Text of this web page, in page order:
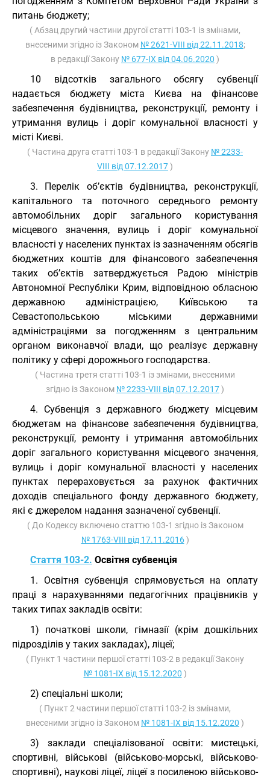
питань бюджету;
( Абзац другий частини другої статті 103-1 із змінами,
внесеними згідно із Законом № 2621-VIII від 22.11.2018;
в редакції Закону № 677-IX від 04.06.2020 )
10 відсотків загального обсягу субвенції
надається бюджету міста Києва на фінансове
забезпечення будівництва, реконструкції, ремонту і
утримання вулиць і доріг комунальної власності у
місті Києві.
( Частина друга статті 103-1 в редакції Закону № 2233-
VIII від 07.12.2017)
3. Перелік об’єктів будівництва, реконструкції,
капітального та поточного середнього ремонту
автомобільних доріг загального користування
місцевого значення, вулиць і доріг комунальної
власності у населених пунктах із зазначенням обсягів
бюджетних коштів для фінансового забезпечення
таких об’єктів затверджується Радою міністрів
Автономної Республіки Крим, відповідною обласною
державною адміністрацією, Київською та
Севастопольською міськими державними
адміністраціями за погодженням з центральним
органом виконавчої влади, що реалізує державну
політику у сфері дорожнього господарства.
( Частина третя статті 103-1 із змінами, внесеними
згідно із Законом № 2233-VIII від 07.12.2017)
4. Субвенція з державного бюджету місцевим
бюджетам на фінансове забезпечення будівництва,
реконструкції, ремонту і утримання автомобільних
доріг загального користування місцевого значення,
вулиць і доріг комунальної власності у населених
пунктах перераховується за рахунок фактичних
доходів спеціального фонду державного бюджету,
які є джерелом надання зазначеної субвенції.
( До Кодексу включено статтю 103-1 згідно із Законом
№ 1763-VIII від 17.11.2016)
Стаття 103-2. Освітня субвенція
1. Освітня субвенція спрямовується на оплату
праці з нарахуваннями педагогічних працівників у
таких типах закладів освіти:
1) початкові школи, гімназії (крім дошкільних
підрозділів у таких закладах), ліцеї;
( Пункт 1 частини першої статті 103-2 в редакції Закону
№ 1081-IX від 15.12.2020 )
2) спеціальні школи;
( Пункт 2 частини першої статті 103-2 із змінами,
внесеними згідно із Законом № 1081-IX від 15.12.2020 )
3) заклади спеціалізованої освіти: мистецькі,
спортивні, військові (військово-морські, військово-
спортивні), наукові ліцеї, ліцеї з посиленою військово-